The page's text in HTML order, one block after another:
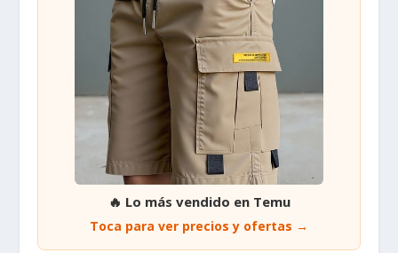
🔥 Lo más vendido en Temu
Toca para ver precios y ofertas →